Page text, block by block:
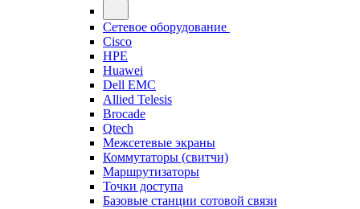
Сетевое оборудование
Cisco
HPE
Huawei
Dell EMC
Allied Telesis
Brocade
Qtech
Межсетевые экраны
Коммутаторы (свитчи)
Маршрутизаторы
Точки доступа
Базовые станции сотовой связи